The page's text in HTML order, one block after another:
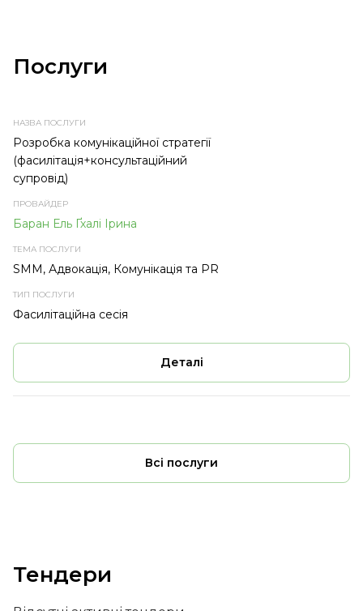
Послуги
НАЗВА ПРОВАЙДЕР
Розробка комунікаційної стратегії
(фасилітація+консультаційний
супровід)
Баран Ель Ґхалі Ірина
SMM, Адвокація, Комунікація та PR
Фасилітаційна сесія
Деталі
Всі послуги
Тендери